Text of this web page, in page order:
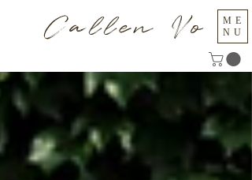
ME
NU
Callen Vo